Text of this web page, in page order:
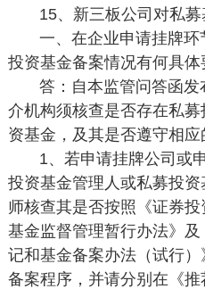
15、新三板公司对私募
一、在企业申请挂牌
投资基金备案情况有何具体
答：自本监管问答函
介机构须核查是否存在私
资基金，及其是否遵守相应
1、若申请挂牌公司或
投资基金管理人或私募投
师核查其是否按照《证券
基金监督管理暂行办法》
记和基金备案办法（试行
备案程序，并请分别在《